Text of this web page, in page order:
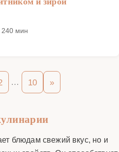
240 мин
… 10 »
блюдам свежий вкус, но и